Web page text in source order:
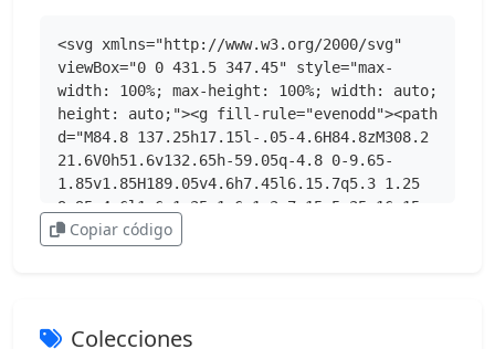
<svg xmlns="http://www.w3.org/2000/svg"
viewBox="0 0 431.5 347.45" style="max-
width: 100%; max-height: 100%; width: auto;
height: auto;"><g fill-rule="evenodd"><path
d="M84.8 137.25h17.15l-.05-4.6H84.8zM308.2
21.6V0h51.6v132.65h-59.05q-4.8 0-9.65-
1.85v1.85H189.05v4.6h7.45l6.15.7q5.3 1.25
9.95 4.6l1.6 1.35 1.6-1.3q7.15-5.35 16.15-
5.35h33.35q8.85 0 16 5.25l1.75 1.4 1.6-
Copiar código
Colecciones